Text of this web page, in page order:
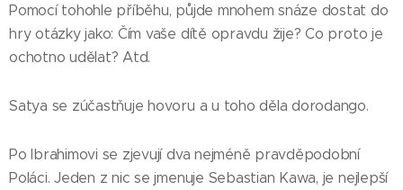
Pomocí tohohle příběhu, půjde mnohem snáze dostat do
hry otázky jako: Čím vaše dítě opravdu žije? Co proto je
ochotno udělat? Atd.
Satya se zúčastňuje hovoru a u toho děla dorodango.
Po Ibrahimovi se zjevují dva nejméně pravděpodobní
Poláci. Jeden z nic se jmenuje Sebastian Kawa, je nejlepší